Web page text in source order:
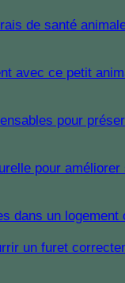
dans un logement
un furet